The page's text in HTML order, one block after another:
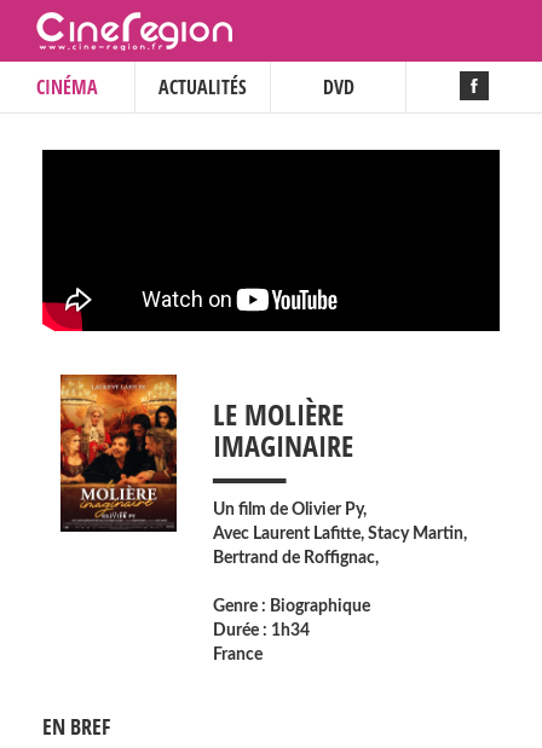
CINÉMA ACTUALITÉS DVD
LE MOLIÈRE
IMAGINAIRE
___
Un film de Olivier Py,
Avec Laurent Lafitte, Stacy Martin,
Bertrand de Roffignac,
Genre : Biographique
Durée : 1h34
France
EN BREF